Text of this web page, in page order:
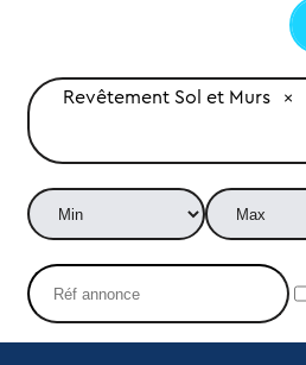
Revêtement Sol et Murs